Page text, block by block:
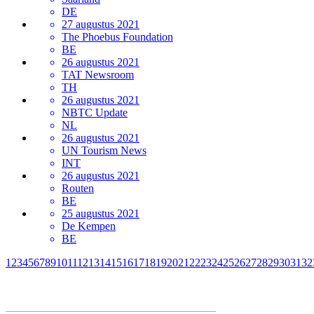
DE
27 augustus 2021
The Phoebus Foundation
BE
26 augustus 2021
TAT Newsroom
TH
26 augustus 2021
NBTC Update
NL
26 augustus 2021
UN Tourism News
INT
26 augustus 2021
Routen
BE
25 augustus 2021
De Kempen
BE
1 23456789101112131415161718192021 2223242526272829303132